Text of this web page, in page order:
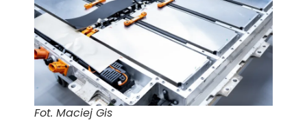
Fot. Maciej Gis